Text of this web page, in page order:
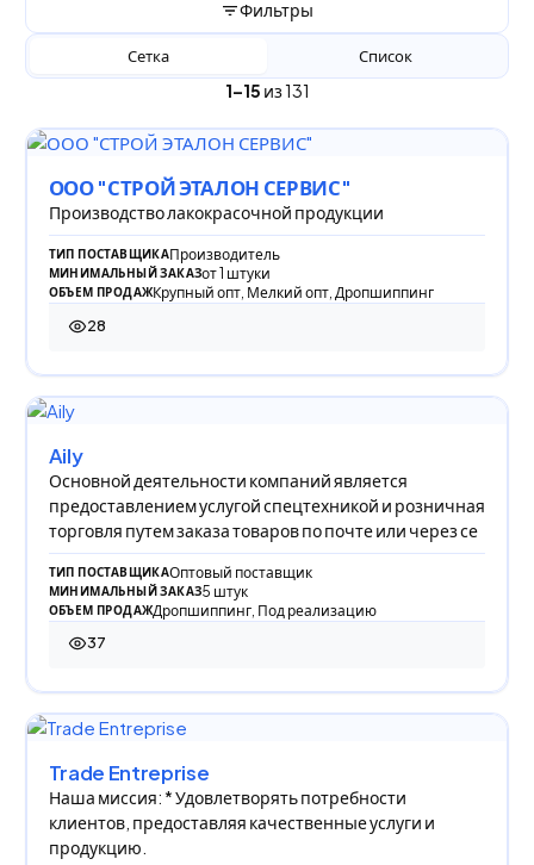
Фильтры
1–15 из 131
Сетка Список
ООО "СТРОЙ ЭТАЛОН СЕРВИС"
Производство лакокрасочной продукции
ТИП ПОСТАВЩИКАПроизводитель
МИНИМАЛЬНЫЙ ЗАКАЗот 1 штуки
ОБЪЕМ ПРОДАЖКрупный опт, Мелкий опт, Дропшиппинг
28
28 просмотров
Aily
Основной деятельности компаний является
предоставлением услугой спецтехникой и розничная
торговля путем заказа товаров по почте или через се
ТИП ПОСТАВЩИКАОптовый поставщик
МИНИМАЛЬНЫЙ ЗАКАЗ5 штук
ОБЪЕМ ПРОДАЖДропшиппинг, Под реализацию
37
37 просмотров
Trade Entreprise
Наша миссия: * Удовлетворять потребности
клиентов, предоставляя качественные услуги и
продукцию.